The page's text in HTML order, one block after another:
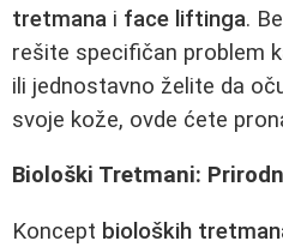
tretmana i face liftinga.
rešite specifičan problem
ili jednostavno želite da
svoje kože, ovde ćete
Biološki Tretmani:
Koncept bioloških